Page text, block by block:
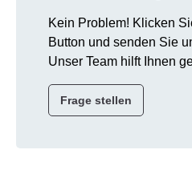
Kein Problem! Klicken
Button und senden Sie
Unser Team hilft Ihnen
Frage stellen